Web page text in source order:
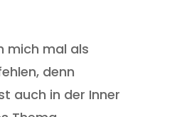
mich mal als
denn
auch in der Inner